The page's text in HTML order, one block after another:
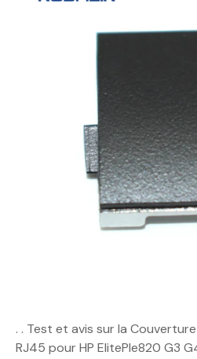
. . Test et avis sur la
RJ45 pour HP ElitePle820 G3